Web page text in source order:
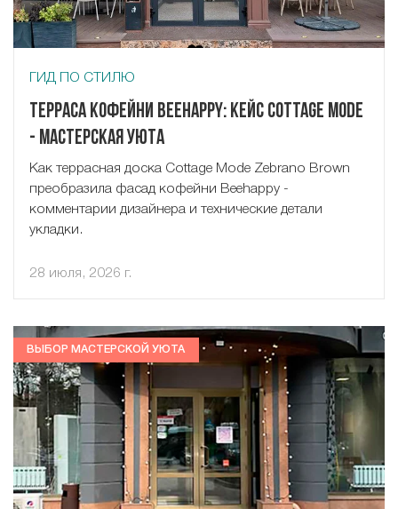
ГИД ПО СТИЛЮ
Терраса кофейни Beehappy: кейс Cottage Mode
- Мастерская Уюта
Как террасная доска Cottage Mode Zebrano Brown
преобразила фасад кофейни Beehappy -
комментарии дизайнера и технические детали
укладки.
28 июля, 2026 г.
ВЫБОР МАСТЕРСКОЙ УЮТА